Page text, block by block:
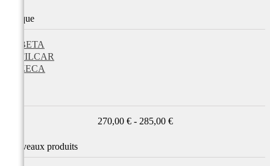
Marque
BETA
FILCAR
ZECA
270,00 € - 285,00 €
Nouveaux produits